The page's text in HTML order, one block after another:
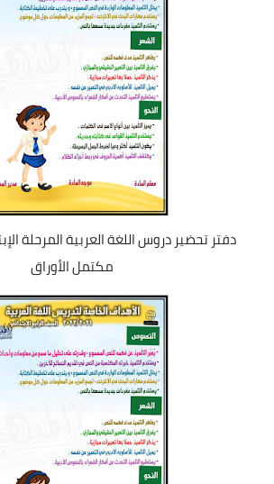
دفتر تحضير دروس اللغة العربية المرحلة
مكتمل الأوراق